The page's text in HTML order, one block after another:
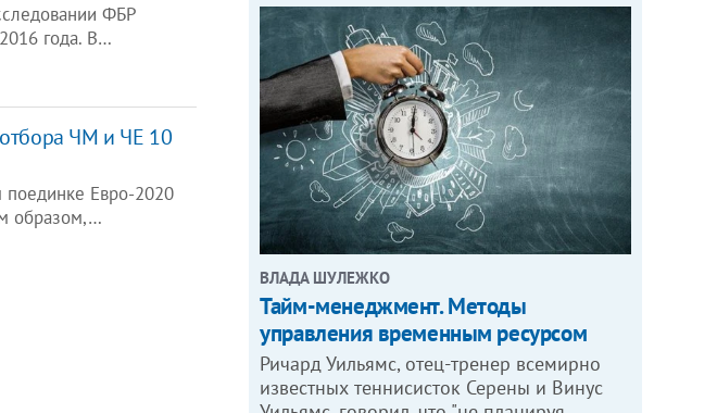
ФБР
года. В…
ЧМ и ЧЕ 10
Евро-2020
образом,…
ВЛАДА ШУЛЕЖКО
Тайм-менеджмент. Методы
управления временным ресурсом
Ричард Уильямс, отец-тренер всемирно
известных теннисисток Серены и Винус